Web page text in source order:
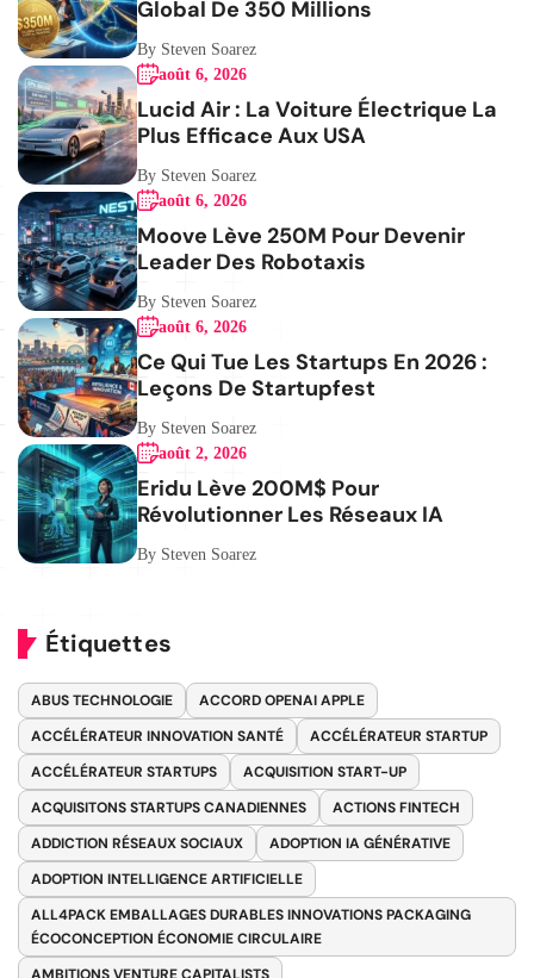
Global De 350 Millions
By Steven Soarez
août 6, 2026
Lucid Air : La Voiture Électrique La
Plus Efficace Aux USA
By Steven Soarez
août 6, 2026
Moove Lève 250M Pour Devenir
Leader Des Robotaxis
By Steven Soarez
août 6, 2026
Ce Qui Tue Les Startups En 2026 :
Leçons De Startupfest
By Steven Soarez
août 2, 2026
Eridu Lève 200M$ Pour
Révolutionner Les Réseaux IA
By Steven Soarez
Étiquettes
ABUS TECHNOLOGIE
ACCORD OPENAI APPLE
ACCÉLÉRATEUR INNOVATION SANTÉ
ACCÉLÉRATEUR STARTUP
ACCÉLÉRATEUR STARTUPS
ACQUISITION START-UP
ACQUISITONS STARTUPS CANADIENNES
ACTIONS FINTECH
ADDICTION RÉSEAUX SOCIAUX
ADOPTION IA GÉNÉRATIVE
ADOPTION INTELLIGENCE ARTIFICIELLE
ALL4PACK EMBALLAGES DURABLES INNOVATIONS PACKAGING
ÉCOCONCEPTION ÉCONOMIE CIRCULAIRE